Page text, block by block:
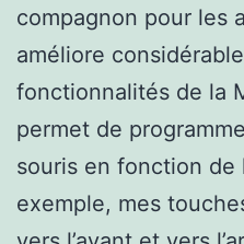
compagnon pour les
améliore
fonctionnalités de la
permet de
souris en fonction de
exemple, mes